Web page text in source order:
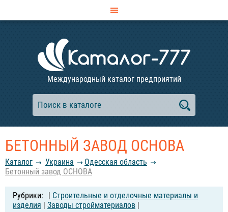
Международный каталог предприятий
БЕТОННЫЙ ЗАВОД ОСНОВА
Каталог Украина
Одесская область
Бетонный завод ОСНОВА
| Строительные и отделочные материалы и
изделия | Заводы стройматериалов |